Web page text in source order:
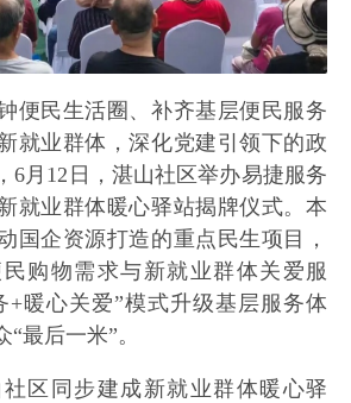
便民生活圈、补齐基层便民服务
就业群体，深化党建引领下的政
6月12日，湛山社区举办易捷服务
就业群体暖心驿站揭牌仪式。本
国企资源打造的重点民生项目，
购物需求与新就业群体关爱服
+暖心关爱”模式升级基层服务体
最后一米”。
区同步建成新就业群体暖心驿